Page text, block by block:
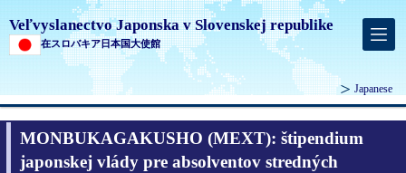
Veľvyslanectvo Japonska v Slovenskej republike
在スロバキア日本国大使館
Japanese
MONBUKAGAKUSHO (MEXT): štipendium
japonskej vlády pre absolventov stredných